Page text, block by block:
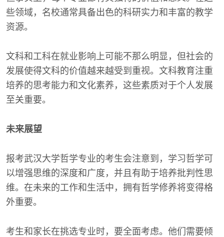
些领域，名校通常具备出色的科研实力和丰富的教学
资源。
文科和工科在就业影响上可能不那么明显，但社会的
发展使得文科的价值越来越受到重视。文科教育注重
培养的思考能力和文化素养，这些素质对于个人发展
至关重要。
未来展望
报考武汉大学哲学专业的考生会注意到，学习哲学可
以增强思维的深度和广度，并且有助于培养批判性思
维。在未来的工作和生活中，拥有哲学修养将变得格
外重要。
考生和家长在挑选专业时，要全面考虑。他们需要倾